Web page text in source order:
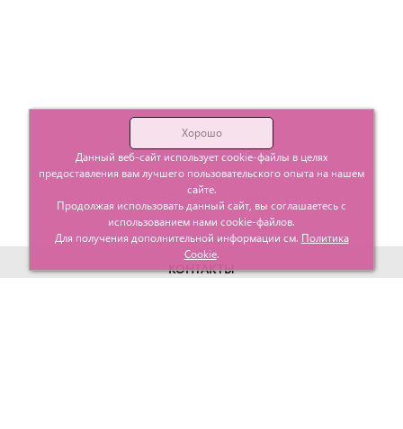
КОНТАКТЫ
Хорошо
Данный веб-сайт использует cookie-файлы в целях
предоставления вам лучшего пользовательского опыта на нашем
сайте.
Продолжая использовать данный сайт, вы соглашаетесь с
использованием нами cookie-файлов.
Для получения дополнительной информации см. Политика
Cookie.